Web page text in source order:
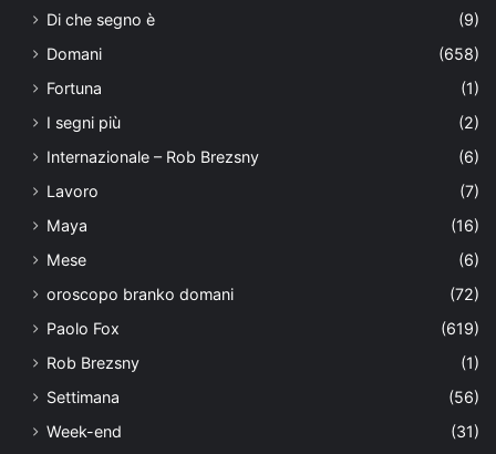
Di che segno è
(9)
Domani
(658)
Fortuna
(1)
I segni più
(2)
Internazionale – Rob Brezsny
(6)
Lavoro
(7)
Maya
(16)
Mese
(6)
oroscopo branko domani
(72)
Paolo Fox
(619)
Rob Brezsny
(1)
Settimana
(56)
Week-end
(31)